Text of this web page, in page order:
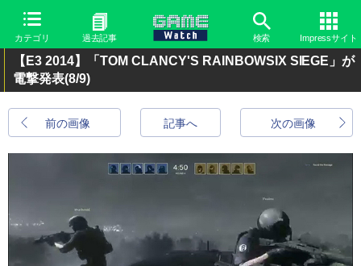
カテゴリ 過去記事 検索 Impressサイト
【E3 2014】「TOM CLANCY'S RAINBOWSIX SIEGE」が
電撃発表(8/9)
前の画像 次の画像
記事へ